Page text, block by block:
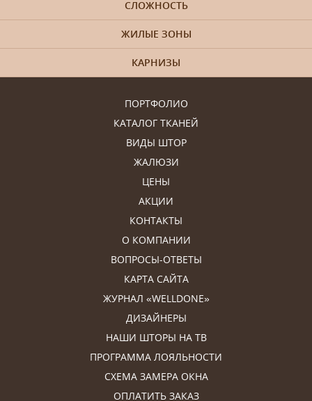
ПОРТФОЛИО
КАТАЛОГ ТКАНЕЙ
ВИДЫ ШТОР
ЖАЛЮЗИ
ЦЕНЫ
АКЦИИ
КОНТАКТЫ
О КОМПАНИИ
ВОПРОСЫ-ОТВЕТЫ
КАРТА САЙТА
ЖУРНАЛ «WELLDONE»
ДИЗАЙНЕРЫ
НАШИ ШТОРЫ НА ТВ
ПРОГРАММА ЛОЯЛЬНОСТИ
СХЕМА ЗАМЕРА ОКНА
ОПЛАТИТЬ ЗАКАЗ
СЛОЖНОСТЬ
ЖИЛЫЕ ЗОНЫ
КАРНИЗЫ